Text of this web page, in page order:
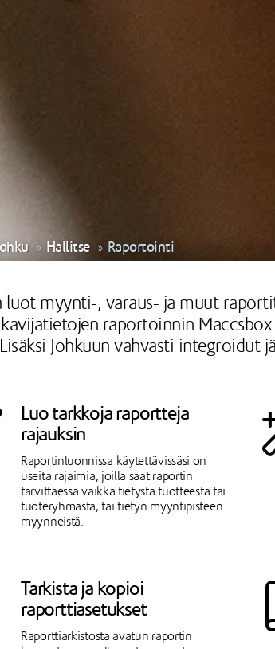
Hallitse Raportointi
myynti-, varaus- ja muut
raportoinnin
Johkuun vahvasti
Luo tarkkoja raportteja
rajauksin
Raportinluonnissa käytettävissäsi on
useita rajaimia, joilla saat raportin
tarvittaessa vaikka tietystä tuotteesta tai
tuoteryhmästä, tai tietyn myyntipisteen
myynneistä.
Tarkista ja kopioi
raporttiasetukset
Raporttiarkistosta avatun raportin